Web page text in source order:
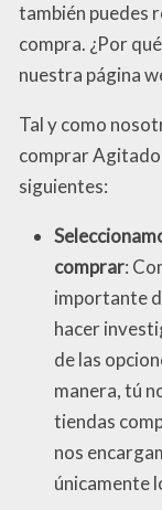
también puedes
compra. ¿Por
nuestra página
Tal y como
comprar
siguientes:
comprar:
importante
hacer
de las
manera, tú
tiendas
nos
únicamente